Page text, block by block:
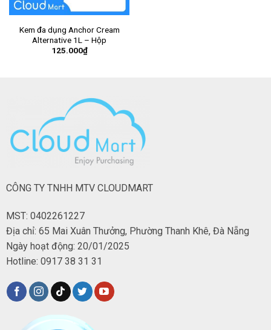
Kem đa dụng Anchor Cream
Alternative 1L – Hộp
125.000₫
CÔNG TY TNHH MTV CLOUDMART
MST: 0402261227
Địa chỉ: 65 Mai Xuân Thưởng, Phường Thanh Khê, Đà Nẵng
Ngày hoạt động: 20/01/2025
Hotline: 0917 38 31 31